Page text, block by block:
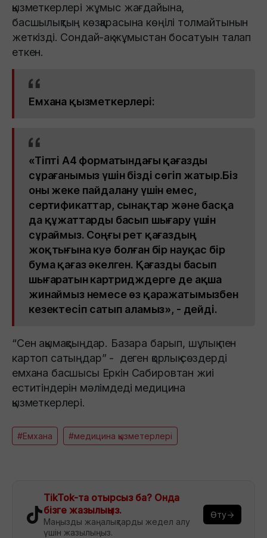
қызметкерлері жұмыс жағдайына,
басшылықтың көзқарасына көңілі толмайтынын
жеткізді. Сондай-ақ жұмыстан босатуын талап
еткен.
Емхана қызметкерлері:
«Тіпті А4 форматындағы қағазды
сұрағанымыз үшін бізді сөгіп жатыр.Біз
оны жеке пайдалану үшін емес,
сертификаттар, сынақтар және басқа
да құжаттарды басып шығару үшін
сұраймыз. Соңғы рет қағаздың
жоқтығына куә болған бір науқас бір
бума қағаз әкелген. Қағазды басып
шығаратын картридждерге де ақша
жинаймыз немесе өз қаражатымызбен
кезектесіп сатып аламыз», - дейді.
“Сен ақымақсыңдар. Базара барып, шұлық пен
картоп сатыңдар” - деген қорлық сөздерді
емхана басшысы Еркін Сабировтан жиі
еститіндерін мәлімдеді медицина
қызметкерлері.
#Емхана #медицина қызметерлері
TikTok-та отырсыз ба? Онда
бізге жазылыңыз.
Маңызды жаңалықтарды жедел алу
үшін жазылыңыз.
Өту→